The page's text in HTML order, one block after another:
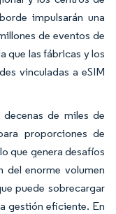
impulsarán una
de eventos de
que las fábricas y los
vinculadas a eSIM
de miles de
proporciones de
que genera desafíos
del enorme volumen
puede sobrecargar
gestión eficiente. En